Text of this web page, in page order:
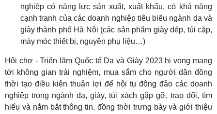
nghiệp có năng lực sản xuất, xuất khẩu, có khả năng
cạnh tranh của các doanh nghiệp tiêu biểu ngành da và
giày thành phố Hà Nội (các sản phẩm giày dép, túi cặp,
máy móc thiết bị, nguyên phụ liệu…)
Hội chợ - Triển lãm Quốc tế Da và Giày 2023 hi vọng mang
tới không gian trải nghiệm, mua sắm cho người dân đồng
thời tạo điều kiện thuận lợi để hội tụ đông đảo các doanh
nghiệp trong ngành da, giày, túi xách gặp gỡ, trao đổi, tìm
hiểu và nắm bắt thông tin, đồng thời trưng bày và giới thiệu